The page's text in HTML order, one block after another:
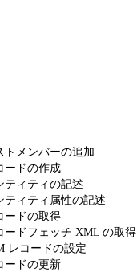
トメンバーの追加
ードの作成
ティティの記述
ティティ属性の記述
ードの取得
ードフェッチ XML の取得
レコードの設定
ードの更新